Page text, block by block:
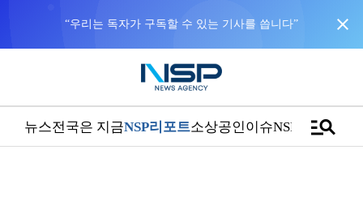
“우리는 독자가 구독할 수 있는 기사를 씁니다” close
뉴스전국은 지금NSP리포트소상공인이슈NSPTVmanage_search